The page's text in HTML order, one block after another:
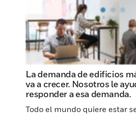
La demanda de edificios
va a crecer. Nosotros le
responder a esa demanda.
Todo el mundo quiere estar